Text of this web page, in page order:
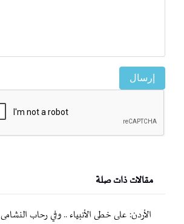
إرسال
مقالات ذات صلة
الأردن: على خطى الأنبياء .. وفي رحاب النشامى